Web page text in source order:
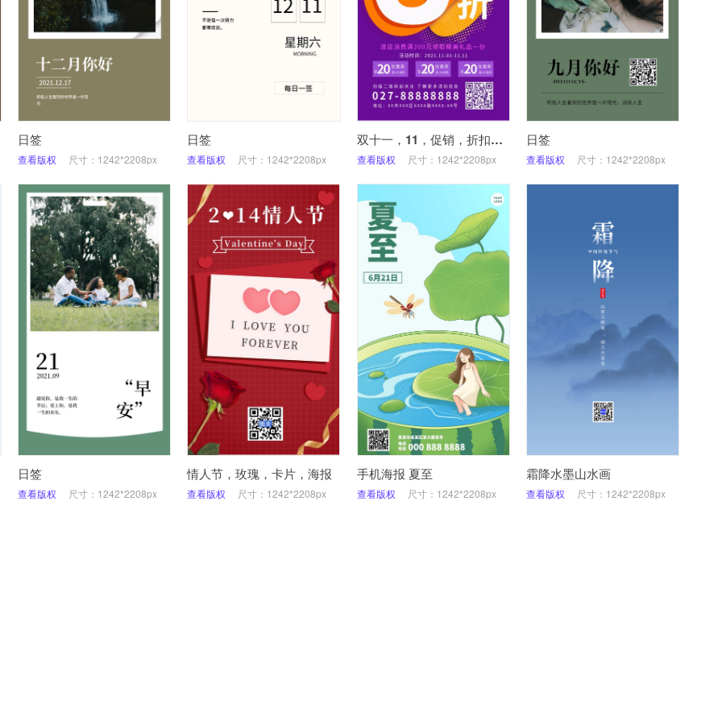
日签
查看版权 尺寸：1242*2208px
日签
查看版权 尺寸：1242*2208px
双十一，11，促销，折扣，优惠，手机海报
查看版权 尺寸：1242*2208px
日签
查看版权 尺寸：1242*2208px
日签
查看版权 尺寸：1242*2208px
情人节，玫瑰，卡片，海报
查看版权 尺寸：1242*2208px
手机海报 夏至
查看版权 尺寸：1242*2208px
霜降水墨山水画
查看版权 尺寸：1242*2208px